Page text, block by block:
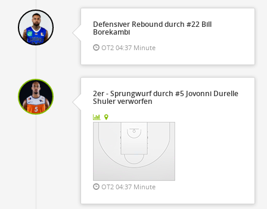
Defensiver Rebound durch #22 Bill
Borekambi
OT2 04:37 Minute
2er - Sprungwurf durch #5 Jovonni Durelle
Shuler verworfen
OT2 04:37 Minute